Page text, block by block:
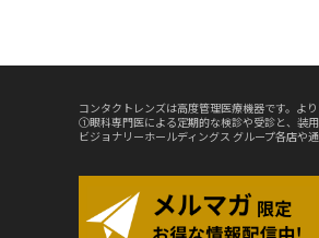
コンタクトレンズは高度管理医療機器です。よ
①眼科専門医による定期的な検診や受診と、装
ビジョナリーホールディングス グループ各店や